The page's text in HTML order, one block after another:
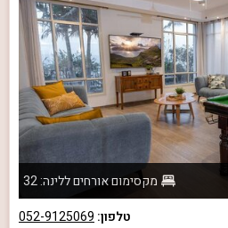
מקסימום אורחים ללינה: 32
טלפון: 052-9125069